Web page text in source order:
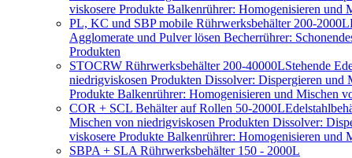
viskosere Produkte Balkenrührer: Homogenisieren und
PL, KC und SBP mobile Rührwerksbehälter 200-2000L
Agglomerate und Pulver lösen Becherrührer:
Produkten
STOCRW Rührwerksbehälter 200-40000LStehende
niedrigviskosen Produkten Dissolver: Dispergieren und
Produkte Balkenrührer: Homogenisieren und Mischen
COR + SCL Behälter auf Rollen 50-2000L
Mischen von niedrigviskosen Produkten Dissolver:
viskosere Produkte Balkenrührer: Homogenisieren und
SBPA + SLA Rührwerksbehälter 150 - 2000L